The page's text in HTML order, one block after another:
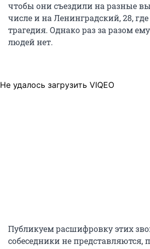
чтобы они съездили на разные
числе и на Ленинградский, 28,
трагедия. Однако раз за разом
людей нет.
Не удалось загрузить VIQEO
Публикуем расшифровку этих
собеседники не представляются,